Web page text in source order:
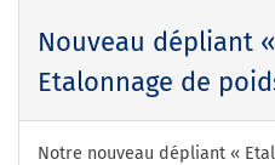
Nouveau dépliant «
Etalonnage de
Notre nouveau dépliant «